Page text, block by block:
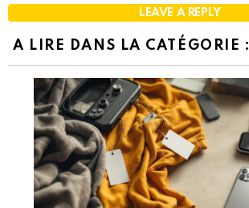
LEAVE A REPLY
A LIRE DANS LA CATÉGORIE :